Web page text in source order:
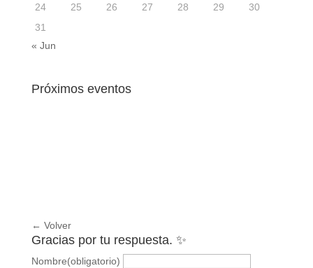
24
25 26 27 28 29
30
31
« Jun
Próximos eventos
← Volver
Gracias por tu respuesta. ✨
Nombre(obligatorio)